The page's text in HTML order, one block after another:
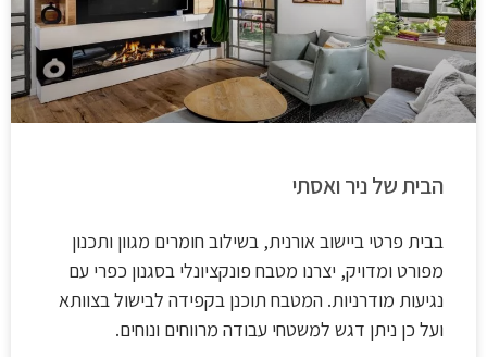
הבית של ניר ואסתי
בבית פרטי ביישוב אורנית, בשילוב חומרים מגוון ותכנון
מפורט ומדויק, יצרנו מטבח פונקציונלי בסגנון כפרי עם
נגיעות מודרניות. המטבח תוכנן בקפידה לבישול בצוותא
ועל כן ניתן דגש למשטחי עבודה מרווחים ונוחים.